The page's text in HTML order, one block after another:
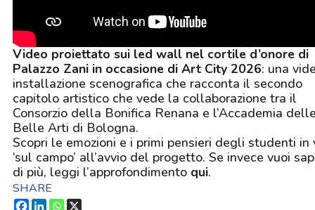
Video proiettato sui led wall nel cortile d’onore di
Palazzo Zani in occasione di Art City 2026: una
installazione scenografica che racconta il secondo
capitolo artistico che vede la collaborazione tra il
Consorzio della Bonifica Renana e l’Accademia
Belle Arti di Bologna.
Scopri le emozioni e i primi pensieri degli studenti in
‘sul campo’ all’avvio del progetto. Se invece vuoi
di più, leggi l’approfondimento qui.
SHARE